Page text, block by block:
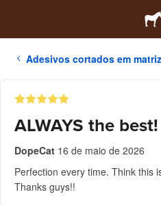
Adesivos cortados em matriz
ALWAYS the best!
DopeCat 16 de maio de 2026
Perfection every time. Think this
Thanks guys!!